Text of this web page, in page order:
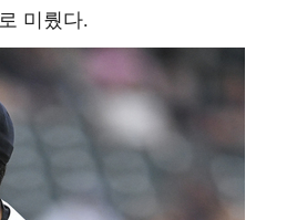
미뤘다.